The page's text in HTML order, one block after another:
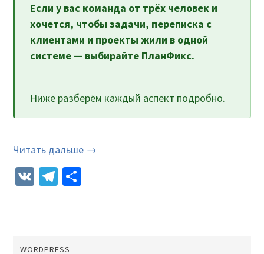
Если у вас команда от трёх человек и
хочется, чтобы задачи, переписка с
клиентами и проекты жили в одной
системе — выбирайте ПланФикс.
Ниже разберём каждый аспект подробно.
Читать дальше →
VK Telegram
WORDPRESS